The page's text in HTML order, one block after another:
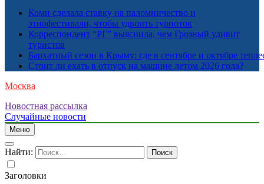
Коми сделала ставку на паломничество и
этнофестивали, чтобы удвоить турпоток
Корреспондент “РГ” выяснила, чем Грозный удивит
туристов
Бархатный сезон в Крыму: где в сентябре и октябре
Стоит ли ехать в отпуск на машине летом 2026 года?
Москва
Новостная рассылка
Случайные новости
Меню
Найти:
Заголовки